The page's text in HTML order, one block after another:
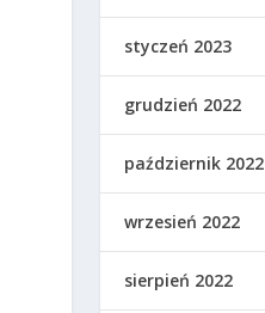
styczeń 2023
grudzień 2022
październik 2022
wrzesień 2022
sierpień 2022